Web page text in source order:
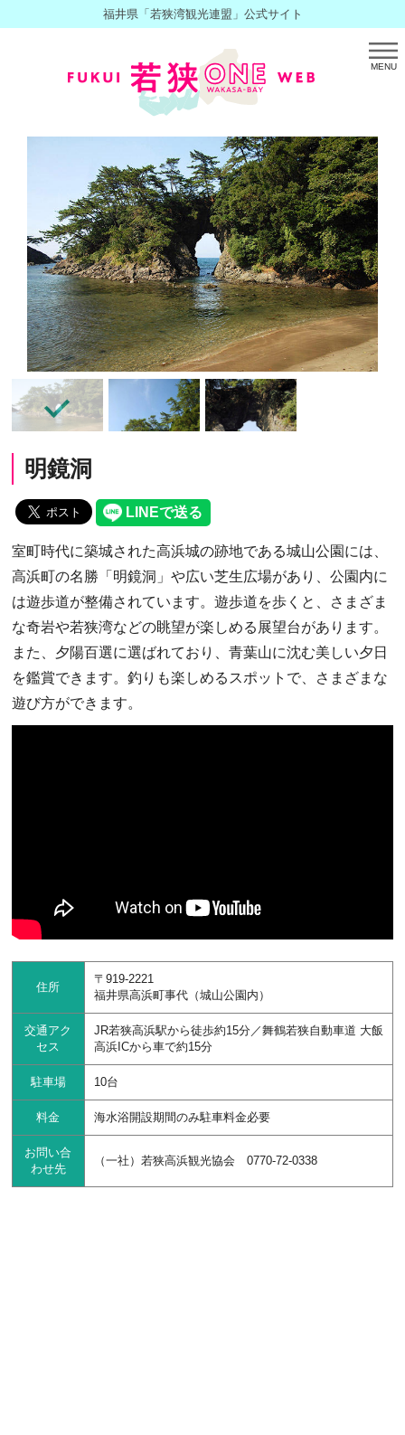
福井県「若狭湾観光連盟」公式サイト
MENU
明鏡洞
室町時代に築城された高浜城の跡地である城山公園には、
高浜町の名勝「明鏡洞」や広い芝生広場があり、公園内に
は遊歩道が整備されています。遊歩道を歩くと、さまざま
な奇岩や若狭湾などの眺望が楽しめる展望台があります。
また、夕陽百選に選ばれており、青葉山に沈む美しい夕日
を鑑賞できます。釣りも楽しめるスポットで、さまざまな
遊び方ができます。
住所
〒919-2221
福井県高浜町事代（城山公園内）
交通アク
セス
JR若狭高浜駅から徒歩約15分／舞鶴若狭自動車道 大飯
高浜ICから車で約15分
駐車場 10台
料金 海水浴開設期間のみ駐車料金必要
お問い合
わせ先
（一社）若狭高浜観光協会 0770-72-0338